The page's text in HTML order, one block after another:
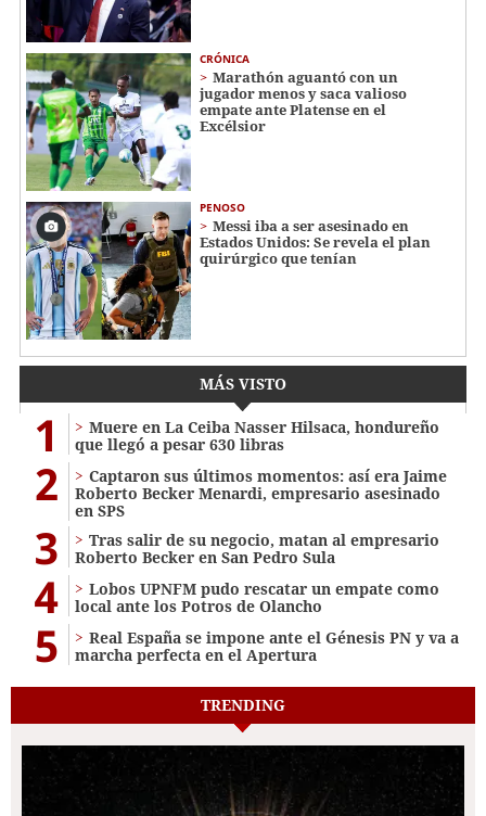
CRÓNICA
Marathón aguantó con un
jugador menos y saca valioso
empate ante Platense en el
Excélsior
PENOSO
Messi iba a ser asesinado en
Estados Unidos: Se revela el plan
quirúrgico que tenían
MÁS VISTO
1
Muere en La Ceiba Nasser Hilsaca, hondureño
que llegó a pesar 630 libras
2
Captaron sus últimos momentos: así era Jaime
Roberto Becker Menardi​​​, empresario asesinado
en SPS
3
Tras salir de su negocio, matan al empresario
Roberto Becker en San Pedro Sula
4
Lobos UPNFM pudo rescatar un empate como
local ante los Potros de Olancho
5
Real España se impone ante el Génesis PN y va a
marcha perfecta en el Apertura
TRENDING